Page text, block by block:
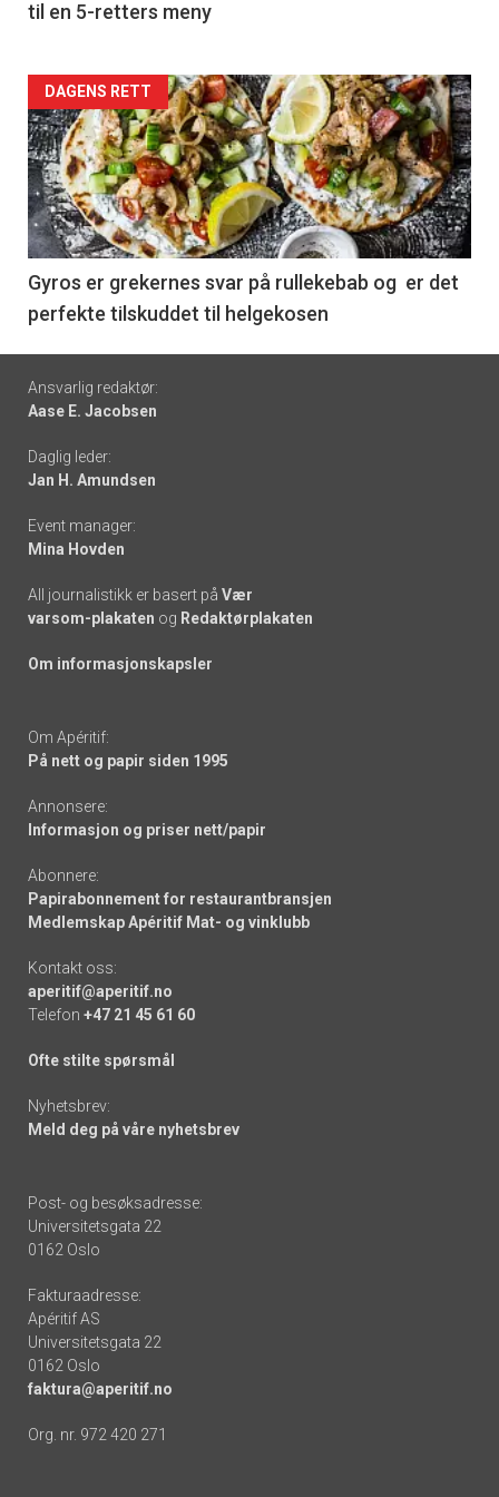
til en 5-retters meny
Forsiden
akkurat
nå
-
6
DAGENS RETT
Gyros er grekernes svar på rullekebab og er det
perfekte tilskuddet til helgekosen
Footer
-
links
Ansvarlig redaktør:
Aase E. Jacobsen
Daglig leder:
Jan H. Amundsen
Event manager:
Mina Hovden
All journalistikk er basert på Vær
varsom-plakaten og Redaktørplakaten
Om informasjonskapsler
Om Apéritif:
På nett og papir siden 1995
Annonsere:
Informasjon og priser nett/papir
Abonnere:
Papirabonnement for restaurantbransjen
Medlemskap Apéritif Mat- og vinklubb
Kontakt oss:
aperitif@aperitif.no
Telefon +47 21 45 61 60
Ofte stilte spørsmål
Nyhetsbrev:
Meld deg på våre nyhetsbrev
Post- og besøksadresse:
Universitetsgata 22
0162 Oslo
Fakturaadresse:
Apéritif AS
Universitetsgata 22
0162 Oslo
faktura@aperitif.no
Org. nr. 972 420 271